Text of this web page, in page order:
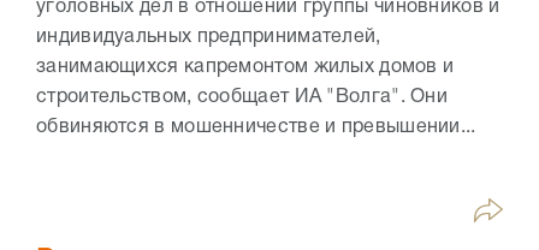
уголовных дел в отношении группы чиновников и
индивидуальных предпринимателей,
занимающихся капремонтом жилых домов и
строительством, сообщает ИА "Волга". Они
обвиняются в мошенничестве и превышении...